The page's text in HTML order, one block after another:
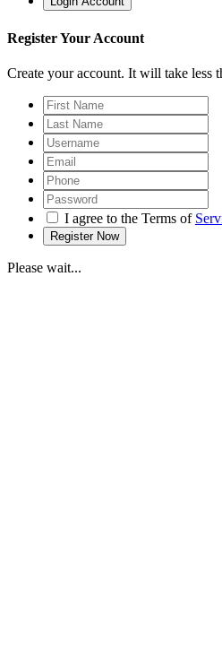
Register Your Account
Create your account. It will take less
I agree to the Terms of
Please wait...